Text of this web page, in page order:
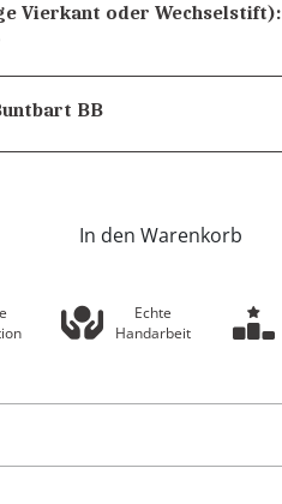
Vierkant oder Wechselstift):
BB
In den Warenkorb
Echte
Handarbeit